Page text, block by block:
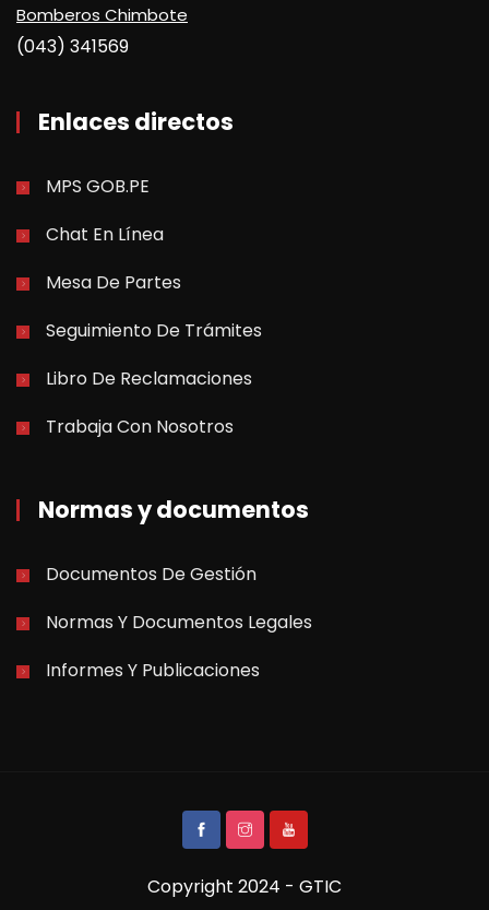
Bomberos Chimbote
(043) 341569
Enlaces directos
MPS GOB.PE
Chat En Línea
Mesa De Partes
Seguimiento De Trámites
Libro De Reclamaciones
Trabaja Con Nosotros
Normas y documentos
Documentos De Gestión
Normas Y Documentos Legales
Informes Y Publicaciones
Copyright 2024 - GTIC